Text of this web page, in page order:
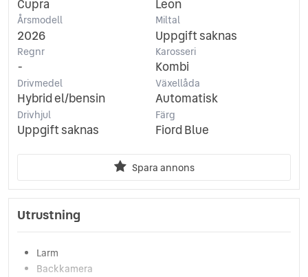
Cupra Leon
Årsmodell
2026
Miltal
Uppgift saknas
Regnr
-
Karosseri
Kombi
Drivmedel
Hybrid el/bensin
Växellåda
Automatisk
Drivhjul
Uppgift saknas
Färg
Fiord Blue
Spara annons
Utrustning
Larm
Backkamera